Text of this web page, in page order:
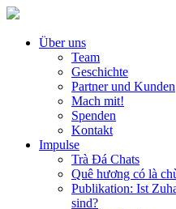
Über uns
Team
Geschichte
Partner und Kunden
Mach mit!
Spenden
Kontakt
Impulse
Trà Đá Chats
Quê hương có là
Publikation: Ist
sind?